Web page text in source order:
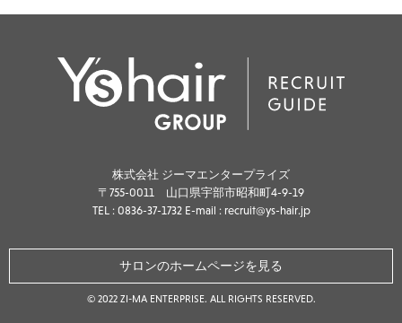
株式会社 ジーマエンタープライズ
〒755-0011 山口県宇部市昭和町4-9-19
TEL : 0836-37-1732E-mail : recruit@ys-hair.jp
サロンのホームページを見る
© 2022 ZI-MA ENTERPRISE. ALL RIGHTS RESERVED.